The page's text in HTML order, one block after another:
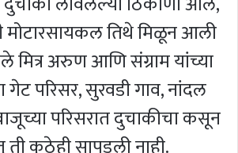
मोटारसायकल तिथे मिळून आली
मित्र अरुण आणि संग्राम यांच्या
परिसर, सुरवडी गाव, नांदल
परिसरात दुचाकीचा कसून